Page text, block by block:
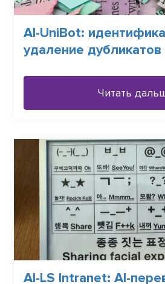
АІ-UniBot:
удаление
Читать
AI-LS Intranet: АI-